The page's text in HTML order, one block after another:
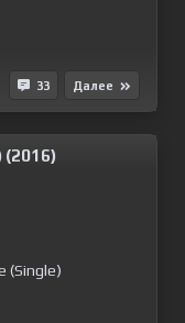
33 Далее
(2016)